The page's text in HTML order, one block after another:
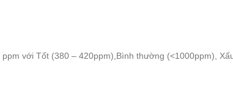
ppm với Tốt (380 – 420ppm), Bình thường (<1000ppm),